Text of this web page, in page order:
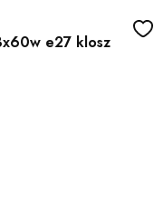
e27 klosz